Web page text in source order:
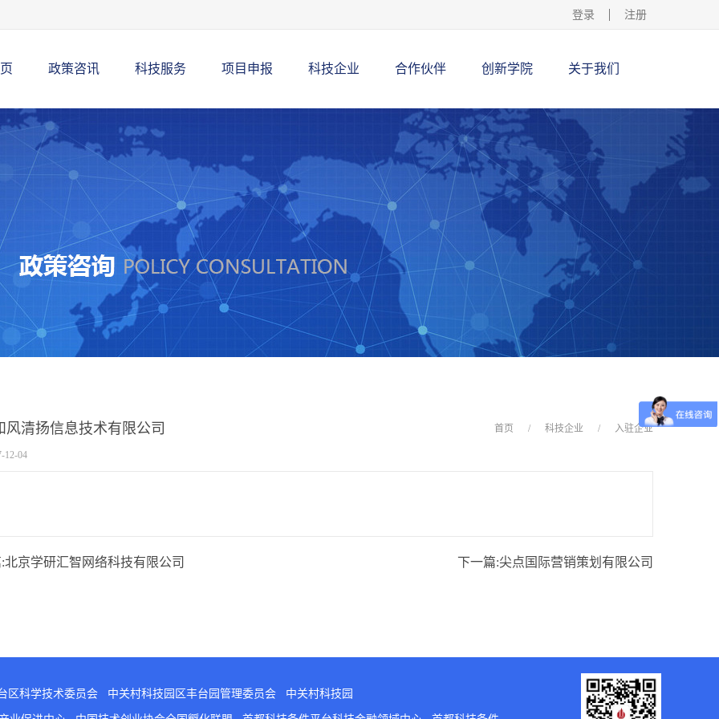
登录 注册
政策咨讯 科技服务 项目申报 科技企业 合作伙伴 创新学院 关于我们
首页 / 科技企业 / 入驻企业
风清扬信息技术有限公司
12-04
北京学研汇智网络科技有限公司 下一篇:尖点国际营销策划有限公司
区科学技术委员会 中关村科技园区丰台园管理委员会 中关村科技园